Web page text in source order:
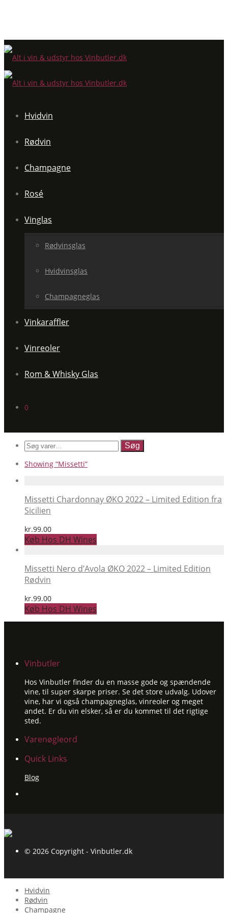
Hvidvin
Rødvin
Champagne
Rosé
Vinglas
Rødvinsglas
Hvidvinsglas
Champagneglas
Vinkaraffler
Vinreoler
Rom & Whisky Glas
0
Søg
efter:
Showing “Missetti”
Missetti Chardonnay ØKO 2022 – Limited Edition fra
Sicilien
kr.99.00
Køb Hos DH Wines
Missetti Nero d’Avola ØKO 2022 – Limited Edition
Rødvin
kr.99.00
Køb Hos DH Wines
Vinbutler
Hos Vinbutler finder du en masse gode og spændende
vine, til super skarpe priser. Se det store udvalg. Udover
vine, har vi også champagneglas, vinreoler og meget
andet. Er du vin elsker, så er du kommet til det rigtige
sted.
Varenøgleord
Quick Links
Blog
© 2026 Copyright - Vinbutler.dk
Hvidvin
Rødvin
Champagne